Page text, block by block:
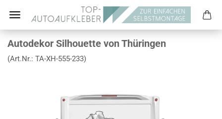
Autodekor Silhouette von Thüringen
(Art.Nr.: TA-XH-555-233)